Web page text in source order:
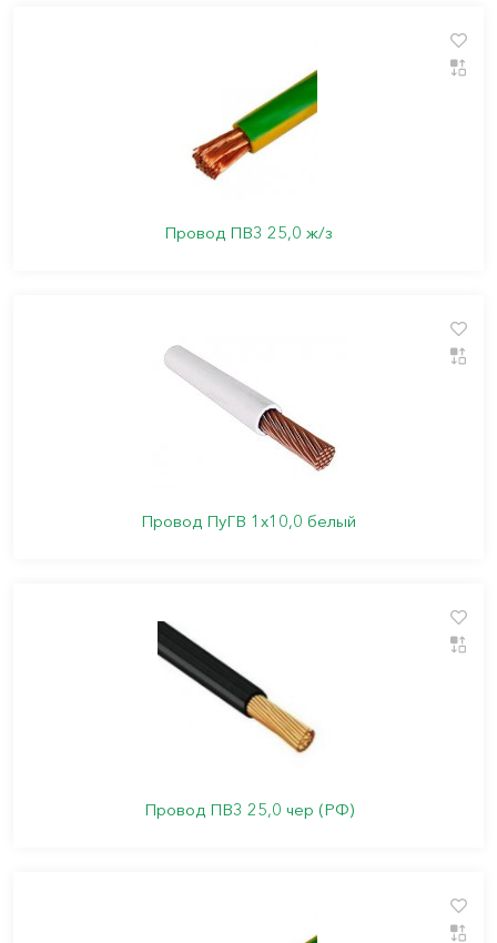
Провод ПВ3 25,0 ж/з
Провод ПуГВ 1х10,0 белый
Провод ПВ3 25,0 чер (РФ)